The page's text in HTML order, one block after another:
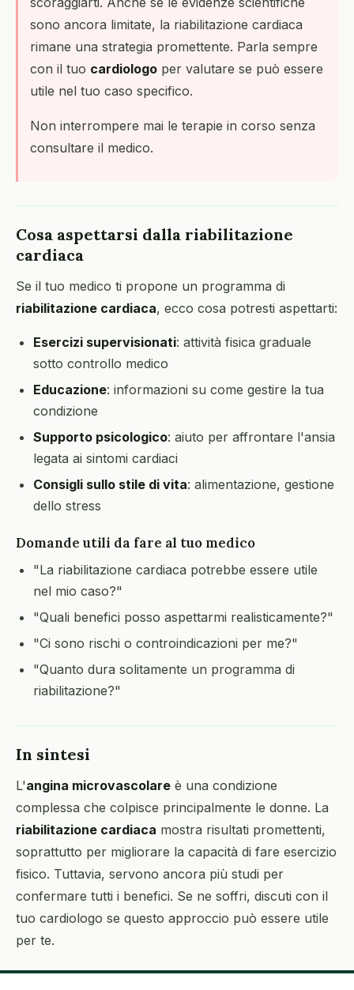
sono ancora limitate, la riabilitazione cardiaca
rimane una strategia promettente. Parla sempre
con il tuo cardiologo per valutare se può essere
utile nel tuo caso specifico.
Non interrompere mai le terapie in corso senza
consultare il medico.
Cosa aspettarsi dalla riabilitazione
cardiaca
Se il tuo medico ti propone un programma di
riabilitazione cardiaca, ecco cosa potresti aspettarti:
Esercizi supervisionati: attività fisica graduale
sotto controllo medico
Educazione: informazioni su come gestire la tua
condizione
Supporto psicologico: aiuto per affrontare l'ansia
legata ai sintomi cardiaci
Consigli sullo stile di vita: alimentazione, gestione
dello stress
Domande utili da fare al tuo medico
"La riabilitazione cardiaca potrebbe essere utile
nel mio caso?"
"Quali benefici posso aspettarmi realisticamente?"
"Ci sono rischi o controindicazioni per me?"
"Quanto dura solitamente un programma di
riabilitazione?"
In sintesi
L'angina microvascolare è una condizione
complessa che colpisce principalmente le donne. La
riabilitazione cardiaca mostra risultati promettenti,
soprattutto per migliorare la capacità di fare esercizio
fisico. Tuttavia, servono ancora più studi per
confermare tutti i benefici. Se ne soffri, discuti con il
tuo cardiologo se questo approccio può essere utile
per te.